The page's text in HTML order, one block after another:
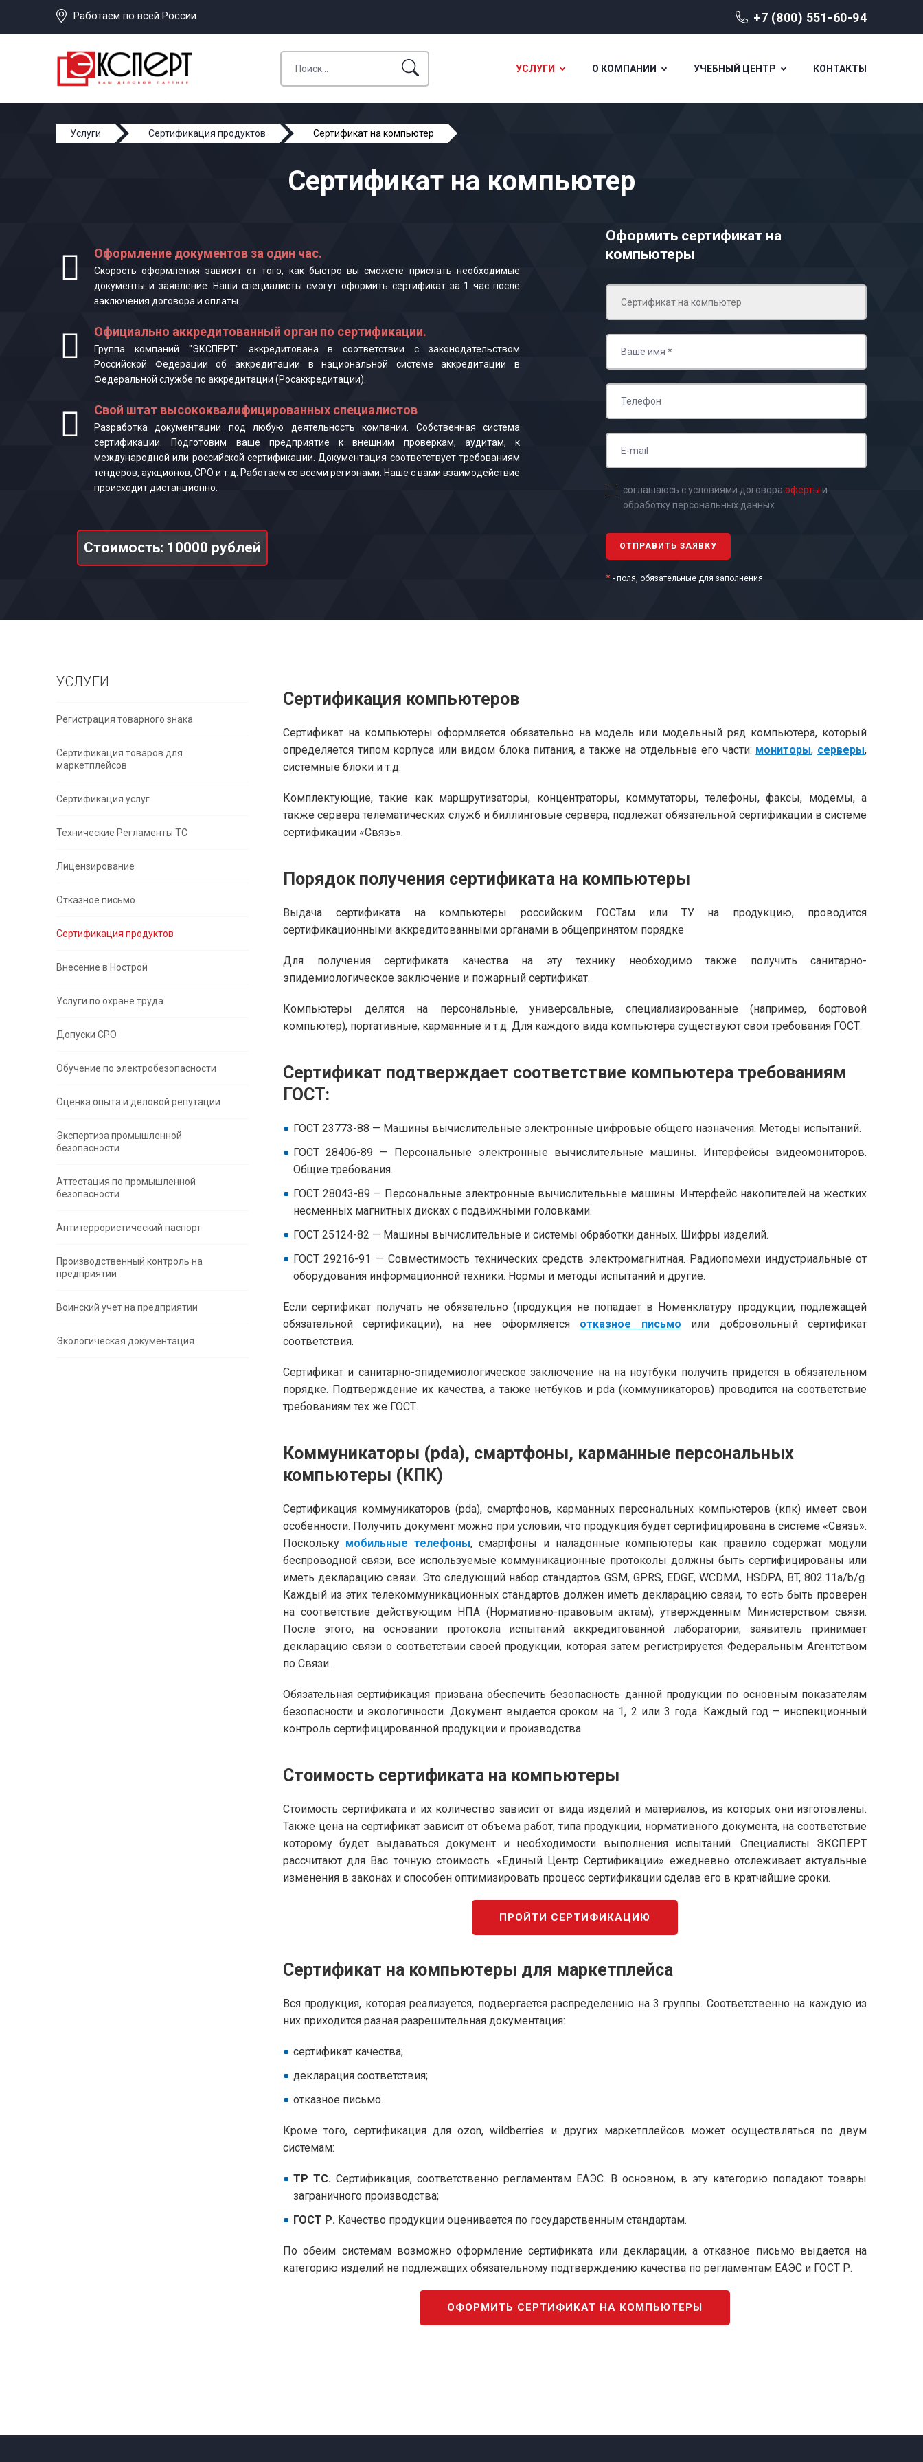
Работаем по всей России +7 (800) 551-60-94
УСЛУГИ О КОМПАНИИ УЧЕБНЫЙ ЦЕНТР КОНТАКТЫ
Услуги Сертификация продуктов Сертификат на компьютер
Сертификат на компьютер
Оформление документов за один час.
Скорость оформления зависит от того, как быстро вы сможете прислать необходимые
документы и заявление. Наши специалисты смогут оформить сертификат за 1 час после
заключения договора и оплаты.
Официально аккредитованный орган по сертификации.
Группа компаний "ЭКСПЕРТ" аккредитована в соответствии с законодательством
Российской Федерации об аккредитации в национальной системе аккредитации в
Федеральной службе по аккредитации (Росаккредитации).
Свой штат высококвалифицированных специалистов
Разработка документации под любую деятельность компании. Собственная система
сертификации. Подготовим ваше предприятие к внешним проверкам, аудитам, к
международной или российской сертификации. Документация соответствует требованиям
тендеров, аукционов, СРО и т.д. Работаем со всеми регионами. Наше с вами взаимодействие
происходит дистанционно.
Стоимость: 10000 рублей
Оформить сертификат на
компьютеры
соглашаюсь с условиями договора оферты и
обработку персональных данных
* - поля, обязательные для заполнения
УСЛУГИ
Регистрация товарного знака
Сертификация товаров для
маркетплейсов
Сертификация услуг
Технические Регламенты ТС
Лицензирование
Отказное письмо
Сертификация продуктов
Внесение в Нострой
Услуги по охране труда
Допуски СРО
Обучение по электробезопасности
Оценка опыта и деловой репутации
Экспертиза промышленной
безопасности
Аттестация по промышленной
безопасности
Антитеррористический паспорт
Производственный контроль на
предприятии
Воинский учет на предприятии
Экологическая документация
Сертификация компьютеров
Сертификат на компьютеры оформляется обязательно на модель или модельный ряд компьютера, который
определяется типом корпуса или видом блока питания, а также на отдельные его части: мониторы, серверы,
системные блоки и т.д.
Комплектующие, такие как маршрутизаторы, концентраторы, коммутаторы, телефоны, факсы, модемы, а
также сервера телематических служб и биллинговые сервера, подлежат обязательной сертификации в системе
сертификации «Связь».
Порядок получения сертификата на компьютеры
Выдача сертификата на компьютеры российским ГОСТам или ТУ на продукцию, проводится
сертификационными аккредитованными органами в общепринятом порядке
Для получения сертификата качества на эту технику необходимо также получить санитарно-
эпидемиологическое заключение и пожарный сертификат.
Компьютеры делятся на персональные, универсальные, специализированные (например, бортовой
компьютер), портативные, карманные и т.д. Для каждого вида компьютера существуют свои требования ГОСТ.
Сертификат подтверждает соответствие компьютера требованиям
ГОСТ:
ГОСТ 23773-88 — Машины вычислительные электронные цифровые общего назначения. Методы испытаний.
ГОСТ 28406-89 — Персональные электронные вычислительные машины. Интерфейсы видеомониторов.
Общие требования.
ГОСТ 28043-89 — Персональные электронные вычислительные машины. Интерфейс накопителей на жестких
несменных магнитных дисках с подвижными головками.
ГОСТ 25124-82 — Машины вычислительные и системы обработки данных. Шифры изделий.
ГОСТ 29216-91 — Совместимость технических средств электромагнитная. Радиопомехи индустриальные от
оборудования информационной техники. Нормы и методы испытаний и другие.
Если сертификат получать не обязательно (продукция не попадает в Номенклатуру продукции, подлежащей
обязательной сертификации), на нее оформляется отказное письмо или добровольный сертификат
соответствия.
Сертификат и санитарно-эпидемиологическое заключение на на ноутбуки получить придется в обязательном
порядке. Подтверждение их качества, а также нетбуков и pda (коммуникаторов) проводится на соответствие
требованиям тех же ГОСТ.
Коммуникаторы (pda), смартфоны, карманные персональных
компьютеры (КПК)
Сертификация коммуникаторов (pda), смартфонов, карманных персональных компьютеров (кпк) имеет свои
особенности. Получить документ можно при условии, что продукция будет сертифицирована в системе «Связь».
Поскольку мобильные телефоны, смартфоны и наладонные компьютеры как правило содержат модули
беспроводной связи, все используемые коммуникационные протоколы должны быть сертифицированы или
иметь декларацию связи. Это следующий набор стандартов GSM, GPRS, EDGE, WCDMA, HSDPA, BT, 802.11a/b/g.
Каждый из этих телекоммуникационных стандартов должен иметь декларацию связи, то есть быть проверен
на соответствие действующим НПА (Нормативно-правовым актам), утвержденным Министерством связи.
После этого, на основании протокола испытаний аккредитованной лаборатории, заявитель принимает
декларацию связи о соответствии своей продукции, которая затем регистрируется Федеральным Агентством
по Связи.
Обязательная сертификация призвана обеспечить безопасность данной продукции по основным показателям
безопасности и экологичности. Документ выдается сроком на 1, 2 или 3 года. Каждый год – инспекционный
контроль сертифицированной продукции и производства.
Стоимость сертификата на компьютеры
Стоимость сертификата и их количество зависит от вида изделий и материалов, из которых они изготовлены.
Также цена на сертификат зависит от объема работ, типа продукции, нормативного документа, на соответствие
которому будет выдаваться документ и необходимости выполнения испытаний. Специалисты ЭКСПЕРТ
рассчитают для Вас точную стоимость. «Единый Центр Сертификации» ежедневно отслеживает актуальные
изменения в законах и способен оптимизировать процесс сертификации сделав его в кратчайшие сроки.
ПРОЙТИ СЕРТИФИКАЦИЮ
Сертификат на компьютеры для маркетплейса
Вся продукция, которая реализуется, подвергается распределению на 3 группы. Соответственно на каждую из
них приходится разная разрешительная документация:
сертификат качества;
декларация соответствия;
отказное письмо.
Кроме того, сертификация для ozon, wildberries и других маркетплейсов может осуществляться по двум
системам:
ТР ТС. Сертификация, соответственно регламентам ЕАЭС. В основном, в эту категорию попадают товары
заграничного производства;
ГОСТ Р. Качество продукции оценивается по государственным стандартам.
По обеим системам возможно оформление сертификата или декларации, а отказное письмо выдается на
категорию изделий не подлежащих обязательному подтверждению качества по регламентам ЕАЭС и ГОСТ Р.
ОФОРМИТЬ СЕРТИФИКАТ НА КОМПЬЮТЕРЫ